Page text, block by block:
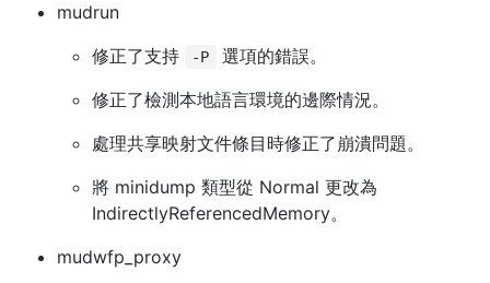
mudrun
修正了支持
-P
選項的錯誤。
修正了檢測本地語言環境的邊際情況。
處理共享映射文件條目時修正了崩潰問題。
將 minidump 類型從 Normal 更改為
IndirectlyReferencedMemory。
mudwfp_proxy